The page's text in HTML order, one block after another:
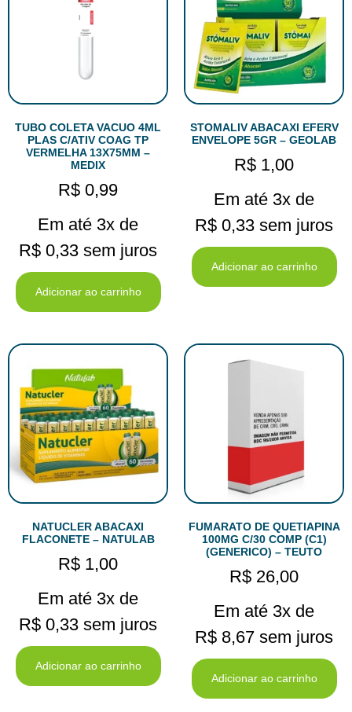
TUBO COLETA VACUO 4ML
PLAS C/ATIV COAG TP
VERMELHA 13X75MM –
MEDIX
R$ 0,99
Em até 3x de
R$ 0,33 sem juros
Adicionar ao carrinho
STOMALIV ABACAXI EFERV
ENVELOPE 5GR – GEOLAB
R$ 1,00
Em até 3x de
R$ 0,33 sem juros
Adicionar ao carrinho
NATUCLER ABACAXI
FLACONETE – NATULAB
R$ 1,00
Em até 3x de
R$ 0,33 sem juros
Adicionar ao carrinho
FUMARATO DE QUETIAPINA
100MG C/30 COMP (C1)
(GENERICO) – TEUTO
R$ 26,00
Em até 3x de
R$ 8,67 sem juros
Adicionar ao carrinho